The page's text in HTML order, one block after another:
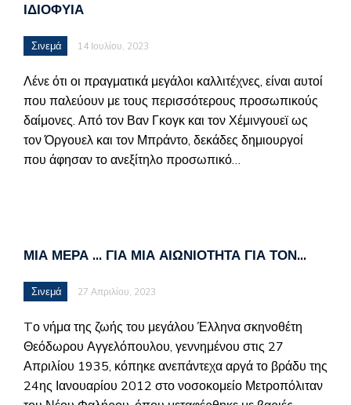
ΙΔΙΟΦΥΊΑ
Σινεμά 14 Ιουλίου, 2023
Λένε ότι οι πραγματικά μεγάλοι καλλιτέχνες, είναι αυτοί
που παλεύουν με τους περισσότερους προσωπικούς
δαίμονες. Από τον Βαν Γκογκ και τον Χέμινγουεϊ ως
τον Όργουελ και τον Μπράντο, δεκάδες δημιουργοί
που άφησαν το ανεξίτηλο προσωπικό…
ΜΙΑ ΜΈΡΑ … ΓΙΑ ΜΙΑ ΑΙΩΝΙΌΤΗΤΑ ΓΙΑ ΤΟΝ…
Σινεμά 27 Απριλίου, 2023
Tο νήμα της ζωής του μεγάλου Έλληνα σκηνοθέτη
Θεόδωρου Αγγελόπουλου, γεννημένου στις 27
Απριλίου 1935, κόπηκε ανεπάντεχα αργά το βράδυ της
24ης Ιανουαρίου 2012 στο νοσοκομείο Μετροπόλιταν